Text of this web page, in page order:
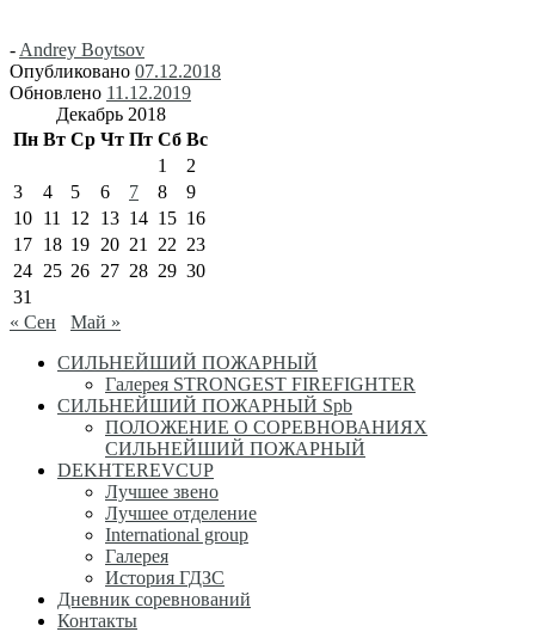
- Andrey Boytsov
Опубликовано 07.12.2018
Обновлено 11.12.2019
Декабрь 2018
Пн Вт Ср Чт Пт Сб Вс
1
2
3
4 5 6 7 8
9
10 11 12 13 14 15 16
17 18 19 20 21 22 23
24 25 26 27 28 29 30
31
« Сен
Май »
СИЛЬНЕЙШИЙ ПОЖАРНЫЙ
Галерея STRONGEST FIREFIGHTER
СИЛЬНЕЙШИЙ ПОЖАРНЫЙ Spb
ПОЛОЖЕНИЕ О СОРЕВНОВАНИЯХ
СИЛЬНЕЙШИЙ ПОЖАРНЫЙ
DEKHTEREVCUP
Лучшее звено
Лучшее отделение
International group
Галерея
История ГДЗС
Дневник соревнований
Контакты